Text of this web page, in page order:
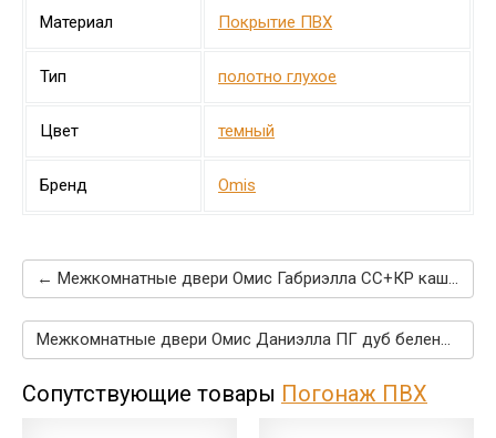
Материал Покрытие ПВХ
Тип полотно глухое
Цвет темный
Бренд Omis
← Межкомнатные двери Омис Габриэлла СС+КР каштан
Межкомнатные двери Омис Даниэлла ПГ дуб беленый →
Сопутствующие товары Погонаж ПВХ